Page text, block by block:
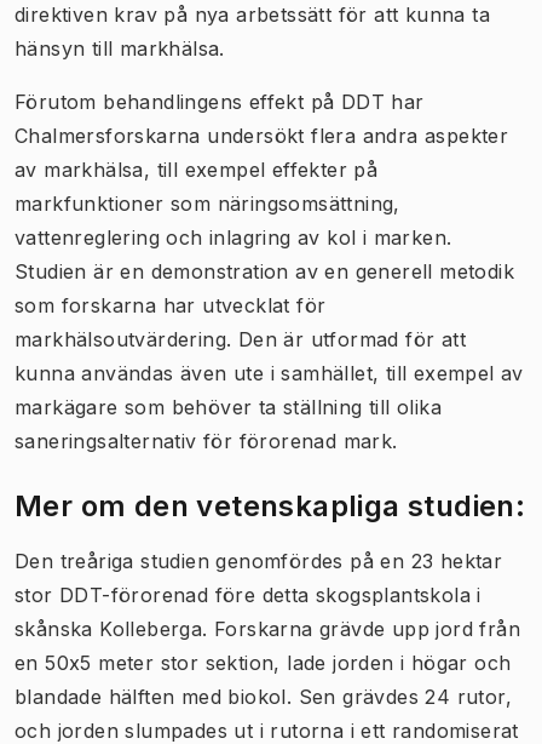
direktiven krav på nya arbetssätt för att kunna ta
hänsyn till markhälsa.
Förutom behandlingens effekt på DDT har
Chalmersforskarna undersökt flera andra aspekter
av markhälsa, till exempel effekter på
markfunktioner som näringsomsättning,
vattenreglering och inlagring av kol i marken.
Studien är en demonstration av en generell metodik
som forskarna har utvecklat för
markhälsoutvärdering. Den är utformad för att
kunna användas även ute i samhället, till exempel av
markägare som behöver ta ställning till olika
saneringsalternativ för förorenad mark.
Mer om den vetenskapliga studien:
Den treåriga studien genomfördes på en 23 hektar
stor DDT-förorenad före detta skogsplantskola i
skånska Kolleberga. Forskarna grävde upp jord från
en 50x5 meter stor sektion, lade jorden i högar och
blandade hälften med biokol. Sen grävdes 24 rutor,
och jorden slumpades ut i rutorna i ett randomiserat